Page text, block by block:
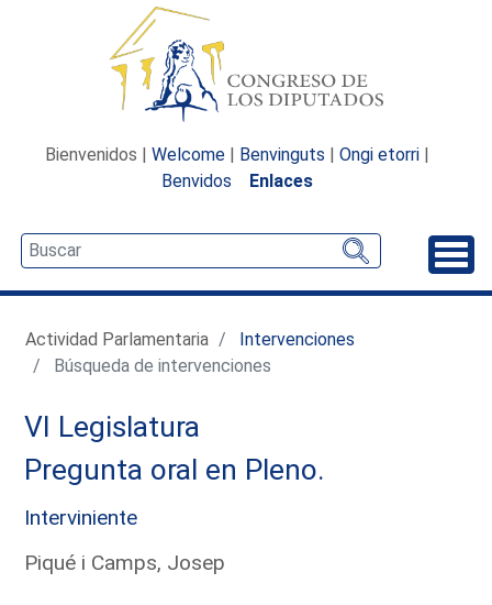
Bienvenidos | Welcome | Benvinguts | Ongi etorri |
Benvidos
Enlaces
Actividad Parlamentaria
Intervenciones
Búsqueda de intervenciones
VI Legislatura
Pregunta oral en Pleno.
Interviniente
Piqué i Camps, Josep